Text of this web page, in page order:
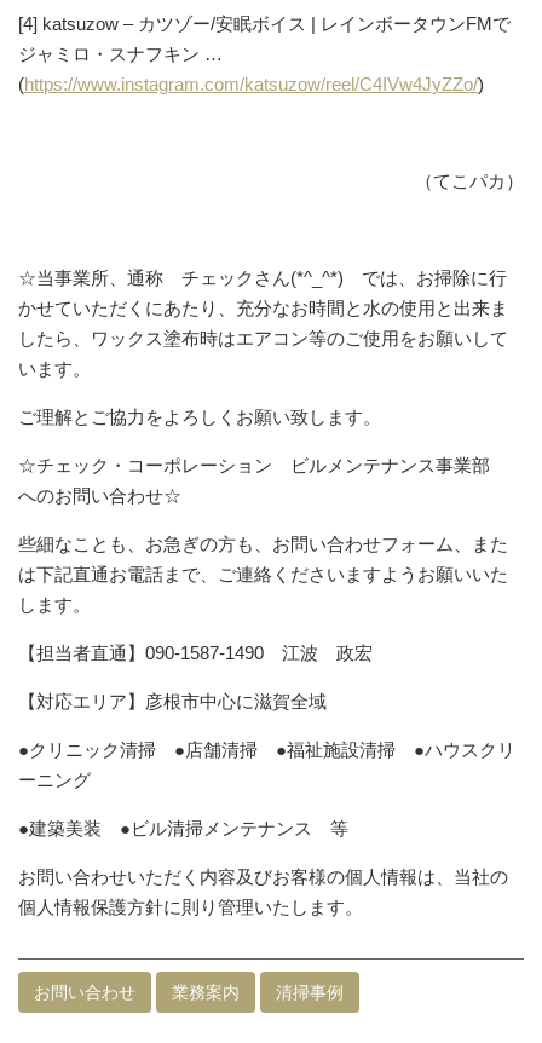
[4] katsuzow – カツゾー/安眠ボイス | レインボータウンFMで
ジャミロ・スナフキン …
(https://www.instagram.com/katsuzow/reel/C4IVw4JyZZo/)
（てこパカ）
☆当事業所、通称 チェックさん(*^_^*) では、お掃除に行
かせていただくにあたり、充分なお時間と水の使用と出来ま
したら、ワックス塗布時はエアコン等のご使用をお願いして
います。
ご理解とご協力をよろしくお願い致します。
☆チェック・コーポレーション ビルメンテナンス事業部
へのお問い合わせ☆
些細なことも、お急ぎの方も、お問い合わせフォーム、また
は下記直通お電話まで、ご連絡くださいますようお願いいた
します。
【担当者直通】090-1587-1490 江波 政宏
【対応エリア】彦根市中心に滋賀全域
●クリニック清掃 ●店舗清掃 ●福祉施設清掃 ●ハウスクリ
ーニング
●建築美装 ●ビル清掃メンテナンス 等
お問い合わせいただく内容及びお客様の個人情報は、当社の
個人情報保護方針に則り管理いたします。
お問い合わせ 業務案内 清掃事例